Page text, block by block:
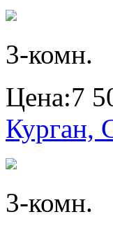
3-комн.
Цена:7
Курган,
3-комн.